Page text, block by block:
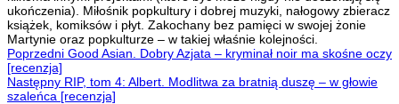
ukończenia). Miłośnik popkultury i dobrej muzyki, nałogowy zbieracz
książek, komiksów i płyt. Zakochany bez pamięci w swojej żonie
Martynie oraz popkulturze – w takiej właśnie kolejności.
Poprzedni Good Asian. Dobry Azjata – kryminał noir ma skośne oczy
[recenzja]
Następny RIP, tom 4: Albert. Modlitwa za bratnią duszę – w głowie
szaleńca [recenzja]